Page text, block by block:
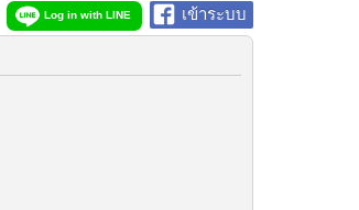
เข้าระบบ
Log in with LINE